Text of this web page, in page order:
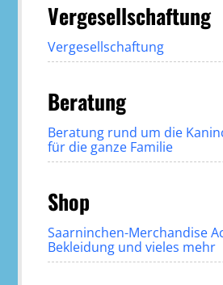
Vergesellschaftung
Vergesellschaftung
Beratung
Beratung rund um die
für die ganze Familie
Shop
Saarninchen-Merchandise
Bekleidung und vieles mehr